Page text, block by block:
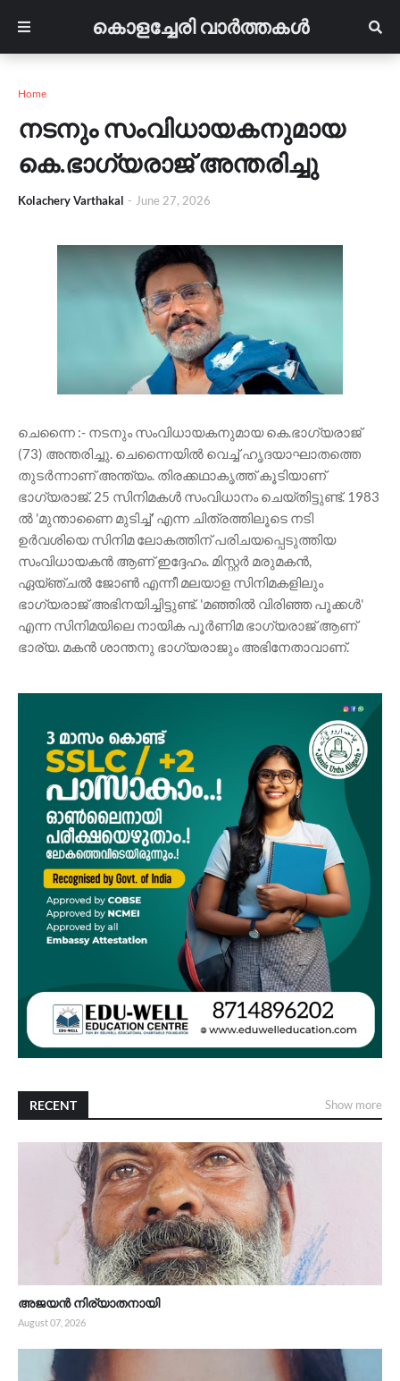
കൊളച്ചേരി വാർത്തകൾ
Home
നടനും സംവിധായകനുമായ
കെ.ഭാഗ്യരാജ് അന്തരിച്ചു
Kolachery Varthakal - June 27, 2026
ചെന്നൈ :- നടനും സംവിധായകനുമായ കെ.ഭാഗ്യരാജ്
(73) അന്തരിച്ചു. ചെന്നൈയിൽ വെച്ച് ഹൃദയാഘാതത്തെ
തുടർന്നാണ് അന്ത്യം. തിരക്കഥാകൃത്ത് കൂടിയാണ്
ഭാഗ്യരാജ്. 25 സിനിമകൾ സംവിധാനം ചെയ്‌തിട്ടുണ്ട്. 1983
ൽ 'മുന്താണൈ മുടിച്ച്' എന്ന ചിത്രത്തിലൂടെ നടി
ഉർവശിയെ സിനിമ ലോകത്തിന് പരിചയപ്പെടുത്തിയ
സംവിധായകൻ ആണ് ഇദ്ദേഹം. മിസ്റ്റർ മരുമകൻ,
ഏയ്ഞ്ചൽ ജോൺ എന്നീ മലയാള സിനിമകളിലും
ഭാഗ്യരാജ് അഭിനയിച്ചിട്ടുണ്ട്. 'മഞ്ഞിൽ വിരിഞ്ഞ പൂക്കൾ'
എന്ന സിനിമയിലെ നായിക പൂർണിമ ഭാഗ്യരാജ് ആണ്
ഭാര്യ. മകൻ ശാന്തനു ഭാഗ്യരാജും അഭിനേതാവാണ്.
RECENT Show more
അജയൻ നിര്യാതനായി
August 07, 2026